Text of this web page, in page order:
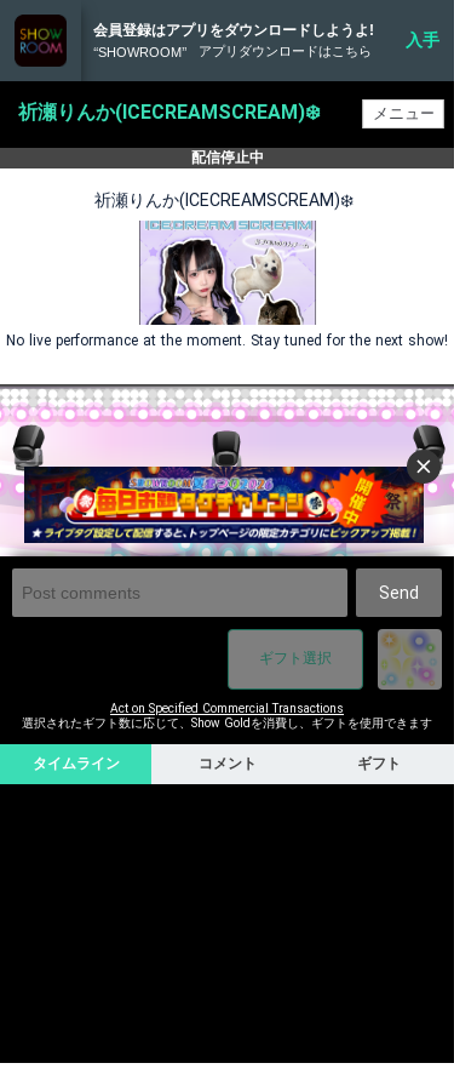
会員登録はアプリをダウンロードしようよ!
‘‘SHOWROOM’’ アプリダウンロードはこちら
入手
祈瀬りんか(ICECREAMSCREAM)❄️
配信停止中
祈瀬りんか(ICECREAMSCREAM)❄️
No live performance at the moment. Stay tuned for the next show!
Send
ギフト選択
Act on Specified Commercial Transactions
選択されたギフト数に応じて、Show Goldを消費し、ギフトを使用できます
タイムライン コメント ギフト